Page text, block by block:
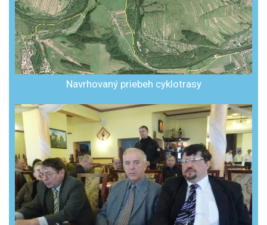
Navrhovaný priebeh cyklotrasy